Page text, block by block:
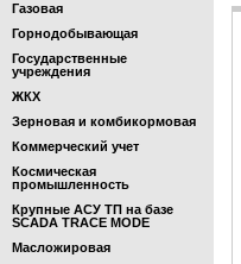
Газовая
Горнодобывающая
Государственные
учреждения
ЖКХ
Зерновая и комбикормовая
Коммерческий учет
Космическая
промышленность
Крупные АСУ ТП на базе
SCADA TRACE MODE
Масложировая